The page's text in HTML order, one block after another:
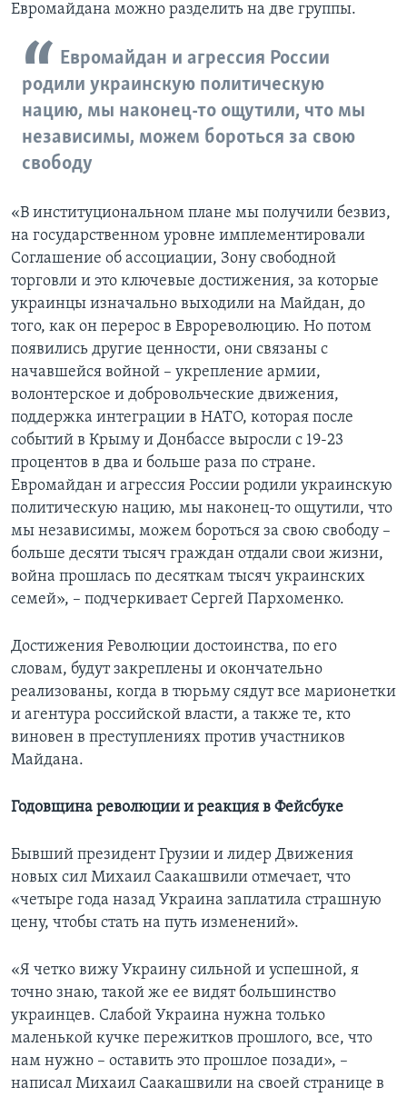
Евромайдана можно разделить на две группы.
Евромайдан и агрессия России
родили украинскую политическую
нацию, мы наконец-то ощутили, что мы
независимы, можем бороться за свою
свободу
«В институциональном плане мы получили безвиз,
на государственном уровне имплементировали
Соглашение об ассоциации, Зону свободной
торговли и это ключевые достижения, за которые
украинцы изначально выходили на Майдан, до
того, как он перерос в Еврореволюцию. Но потом
появились другие ценности, они связаны с
начавшейся войной – укрепление армии,
волонтерское и добровольческие движения,
поддержка интеграции в НАТО, которая после
событий в Крыму и Донбассе выросли с 19-23
процентов в два и больше раза по стране.
Евромайдан и агрессия России родили украинскую
политическую нацию, мы наконец-то ощутили, что
мы независимы, можем бороться за свою свободу –
больше десяти тысяч граждан отдали свои жизни,
война прошлась по десяткам тысяч украинских
семей», – подчеркивает Сергей Пархоменко.
Достижения Революции достоинства, по его
словам, будут закреплены и окончательно
реализованы, когда в тюрьму сядут все марионетки
и агентура российской власти, а также те, кто
виновен в преступлениях против участников
Майдана.
Годовщина революции и реакция в Фейсбуке
Бывший президент Грузии и лидер Движения
новых сил Михаил Саакашвили отмечает, что
«четыре года назад Украина заплатила страшную
цену, чтобы стать на путь изменений».
«Я четко вижу Украину сильной и успешной, я
точно знаю, такой же ее видят большинство
украинцев. Слабой Украина нужна только
маленькой кучке пережитков прошлого, все, что
нам нужно – оставить это прошлое позади», –
написал Михаил Саакашвили на своей странице в